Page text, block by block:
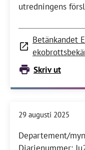
utredningens
Betänkandet
Skriv ut
29 augusti 2025
Departement/